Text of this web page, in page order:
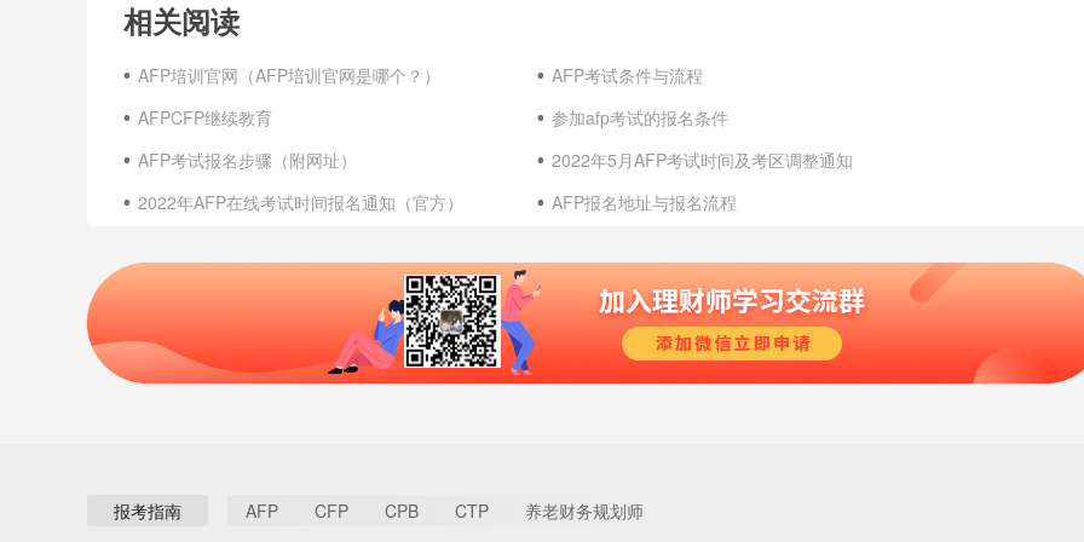
相关阅读
AFP培训官网（AFP培训官网是哪个？）
AFP考试条件与流程
AFPCFP继续教育
参加afp考试的报名条件
AFP考试报名步骤（附网址）
2022年5月AFP考试时间及考区调整通知
2022年AFP在线考试时间报名通知（官方）
AFP报名地址与报名流程
报考指南 AFP CFP CPB CTP
养老财务规划师